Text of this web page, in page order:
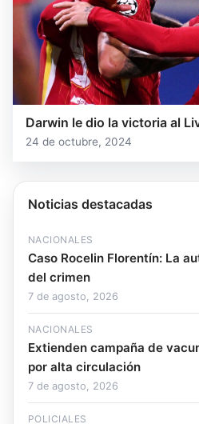
Darwin le dio la victoria al
24 de octubre, 2024
Noticias destacadas
NACIONALES
Caso Rocelin Florentín: La
del crimen
7 de agosto, 2026
NACIONALES
Extienden campaña de
por alta circulación
7 de agosto, 2026
POLICIALES